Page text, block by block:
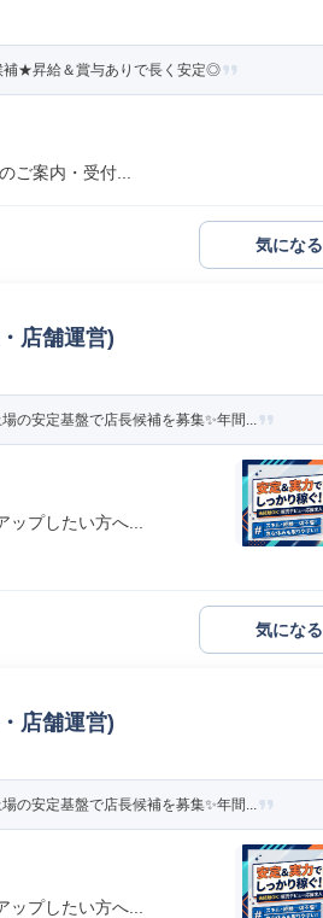
補★昇給＆賞与ありで長く安定◎
ご案内・受付...
気になる
店舗運営)
の安定基盤で店長候補を募集✨️年間...
プしたい方へ...
気になる
店舗運営)
の安定基盤で店長候補を募集✨️年間...
プしたい方へ...